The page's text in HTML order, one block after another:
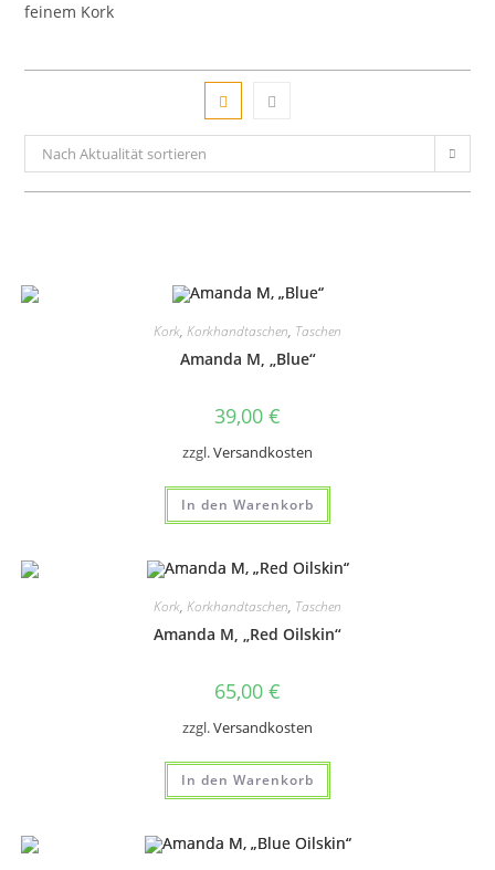
feinem Kork
Nach Aktualität sortieren
Kork, Korkhandtaschen, Taschen
Amanda M, „Blue“
39,00 €
zzgl.Versandkosten
In den Warenkorb
Kork, Korkhandtaschen, Taschen
Amanda M, „Red Oilskin“
65,00 €
zzgl.Versandkosten
In den Warenkorb